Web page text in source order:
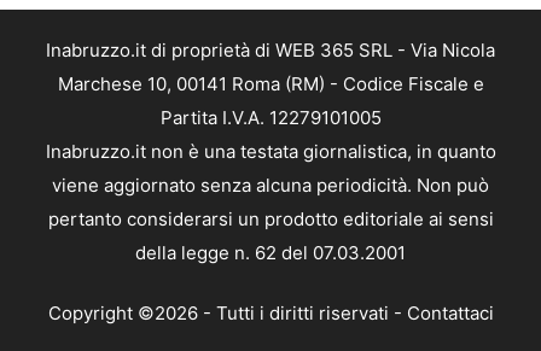
Inabruzzo.it di proprietà di WEB 365 SRL - Via Nicola
Marchese 10, 00141 Roma (RM) - Codice Fiscale e
Partita I.V.A. 12279101005
Inabruzzo.it non è una testata giornalistica, in quanto
viene aggiornato senza alcuna periodicità. Non può
pertanto considerarsi un prodotto editoriale ai sensi
della legge n. 62 del 07.03.2001
Copyright ©2026 - Tutti i diritti riservati - Contattaci